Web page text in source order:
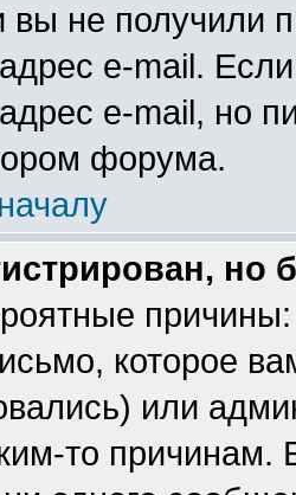
вы не получили
e-mail.
e-mail, но
форума.
но
которое
или
то